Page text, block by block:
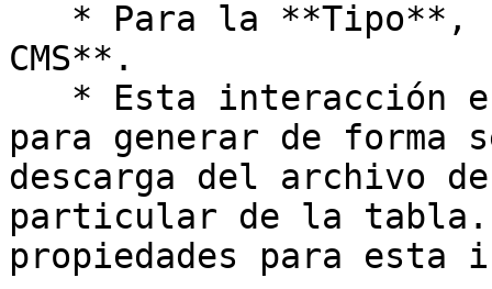
CMS**.
para generar de forma
descarga del archivo
particular de la tabla.
propiedades para esta